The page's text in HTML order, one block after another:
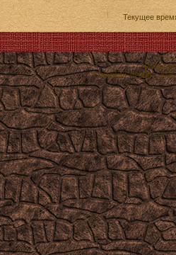
Текущее
Powered
Copyright ©2000 -